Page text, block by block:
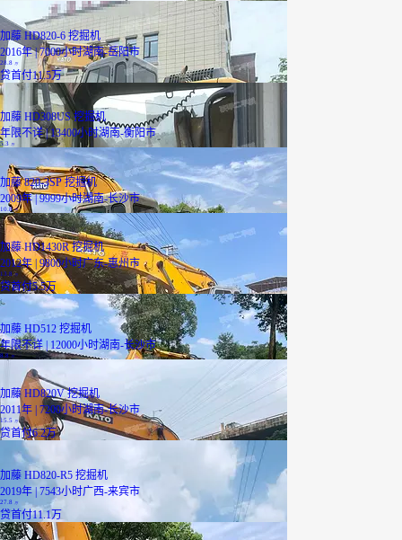
加藤 HD820-6 挖掘机
2016年 | 7000小时湖南-岳阳市
28.8
贷首付11.5万
加藤 HD308US 挖掘机
年限不详 | 13400小时湖南-衡阳市
5.3 万
加藤 820-3SP 挖掘机
2009年 | 9999小时湖南-长沙市
10.8万
加藤 HD1430R 挖掘机
2012年 | 9800小时广东-惠州市
13.8万
贷首付5.5万
加藤 HD512 挖掘机
年限不详 | 12000小时湖南-长沙市
8.8
加藤 HD820V 挖掘机
2011年 | 7200小时湖南-长沙市
15.5 万
贷首付6.2万
加藤 HD820-R5 挖掘机
2019年 | 7543小时广西-来宾市
27.8
贷首付11.1万